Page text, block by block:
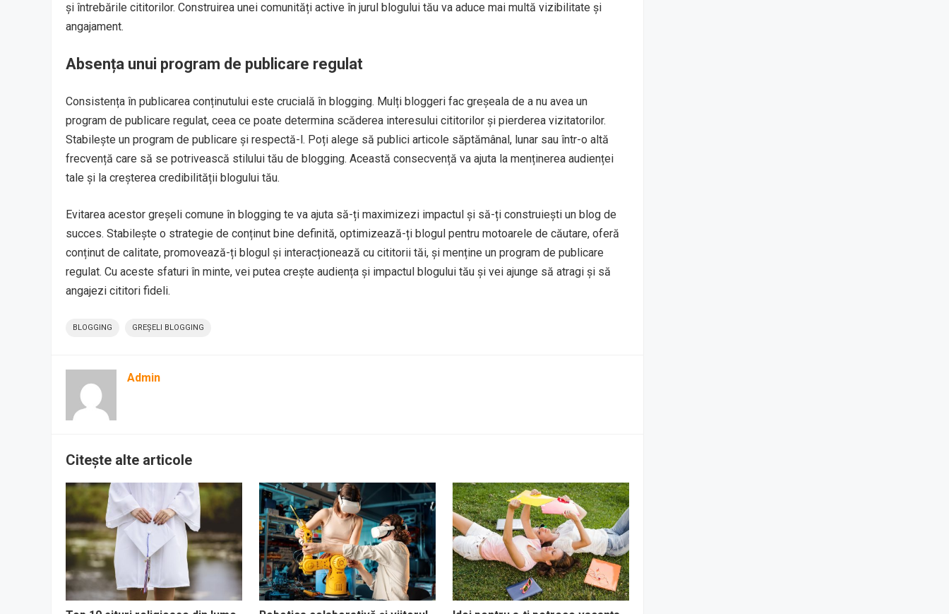
și întrebările cititorilor. Construirea unei comunități active în jurul blogului tău va aduce mai multă vizibilitate și
angajament.
Absența unui program de publicare regulat
Consistența în publicarea conținutului este crucială în blogging. Mulți bloggeri fac greșeala de a nu avea un
program de publicare regulat, ceea ce poate determina scăderea interesului cititorilor și pierderea vizitatorilor.
Stabilește un program de publicare și respectă-l. Poți alege să publici articole săptămânal, lunar sau într-o altă
frecvență care să se potrivească stilului tău de blogging. Această consecvență va ajuta la menținerea audienței
tale și la creșterea credibilității blogului tău.
Evitarea acestor greșeli comune în blogging te va ajuta să-ți maximizezi impactul și să-ți construiești un blog de
succes. Stabilește o strategie de conținut bine definită, optimizează-ți blogul pentru motoarele de căutare, oferă
conținut de calitate, promovează-ți blogul și interacționează cu cititorii tăi, și menține un program de publicare
regulat. Cu aceste sfaturi în minte, vei putea crește audiența și impactul blogului tău și vei ajunge să atragi și să
angajezi cititori fideli.
BLOGGING GREȘELI BLOGGING
Admin
Citește alte articole